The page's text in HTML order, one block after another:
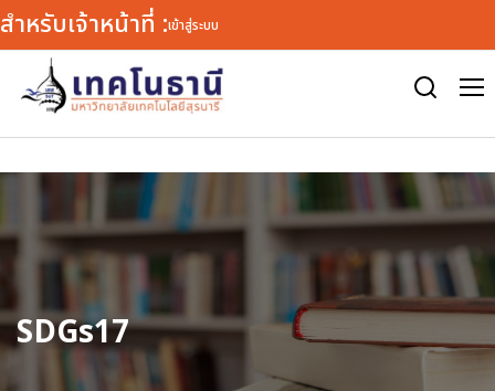
Warning: defined() expects exactly 1 parameter, 2 given in
/var/www/html/tn/wp-includes/load.php
สำหรับเจ้าหน้าที่ :เข้าสู่ระบบ
SDGs17